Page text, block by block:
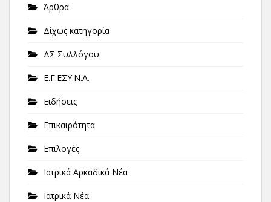
Άρθρα
Δίχως κατηγορία
ΔΣ Συλλόγου
Ε.Γ.ΕΣΥ.Ν.Α.
Ειδήσεις
Επικαιρότητα
Επιλογές
Ιατρικά Αρκαδικά Νέα
Ιατρικά Νέα